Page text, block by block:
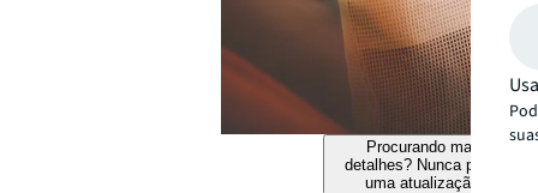
Procurando mais
detalhes? Nunca perca
uma atualização.